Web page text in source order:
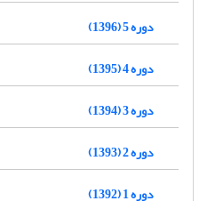
دوره 5 (1396)
دوره 4 (1395)
دوره 3 (1394)
دوره 2 (1393)
دوره 1 (1392)